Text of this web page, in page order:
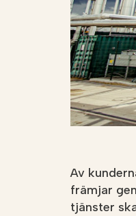
Av
främjar
tjänster